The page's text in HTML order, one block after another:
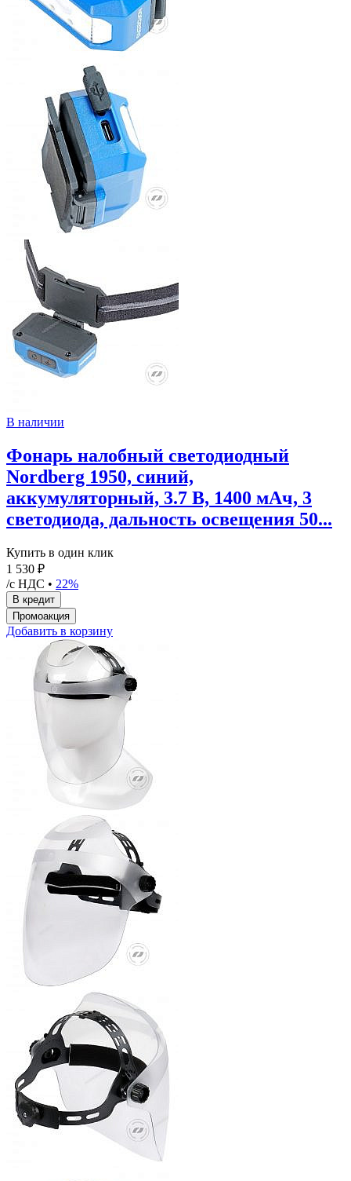
В наличии
Фонарь налобный светодиодный
Nordberg 1950, синий,
аккумуляторный, 3.7 В, 1400 мАч, 3
светодиода, дальность освещения 50...
Купить в один клик
1 530 ₽
/с НДС • 22%
Добавить в корзину